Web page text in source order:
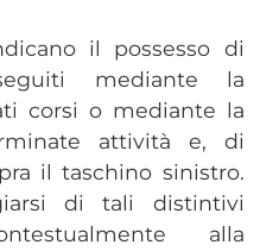
il possesso di
mediante la
corsi o mediante la
attività e, di
il taschino sinistro.
di tali distintivi
alla